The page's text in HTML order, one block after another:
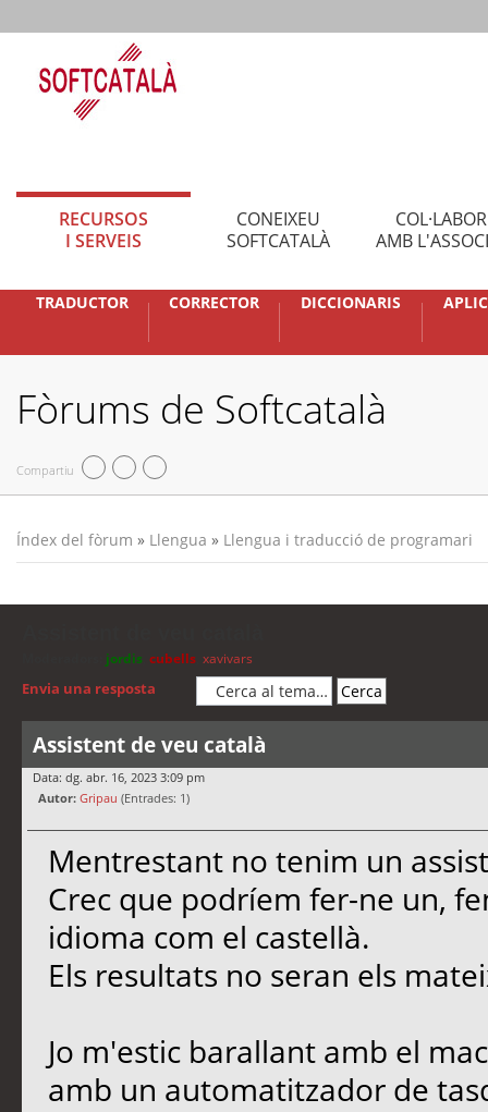
RECURSOS
I SERVEIS
CONEIXEU
SOFTCATALÀ
AMB
TRADUCTOR CORRECTOR DICCIONARIS
Fòrums de Softcatalà
Compartiu
Índex del fòrum » Llengua » Llengua i traducció de programari
jordis cubells xavivars
Envia una resposta
Assistent de veu català
Data: dg. abr. 16, 2023 3:09 pm
Autor: Gripau (Entrades: 1)
Mentrestant no tenim un
Crec que podríem fer-ne un,
idioma com el castellà.
Els resultats no seran els
Jo m'estic barallant amb el
amb un automatitzador de